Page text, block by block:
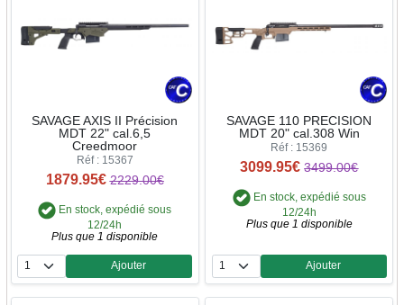
SAVAGE AXIS II Précision
MDT 22" cal.6,5
Creedmoor
Réf : 15367
1879.95€ 2229.00€
En stock, expédié sous
12/24h
Plus que 1 disponible
Quantité
Ajouter
SAVAGE 110 PRECISION
MDT 20" cal.308 Win
Réf : 15369
3099.95€ 3499.00€
En stock, expédié sous
12/24h
Plus que 1 disponible
Quantité
Ajouter